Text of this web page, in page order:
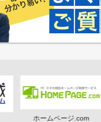
ホームページ.com